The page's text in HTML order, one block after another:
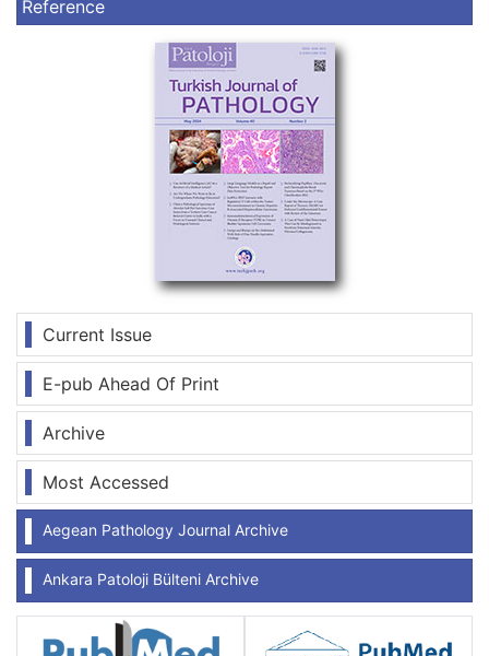
Current Issue
E-pub Ahead Of Print
Archive
Most Accessed
Aegean Pathology Journal Archive
Ankara Patoloji Bülteni Archive
Reference